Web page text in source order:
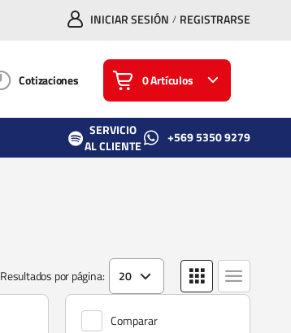
INICIAR SESIÓN / REGISTRARSE
Cotizaciones 0 Artículos
SERVICIO
AL CLIENTE
+569 5350 9279
Resultados por página: 20
Comparar